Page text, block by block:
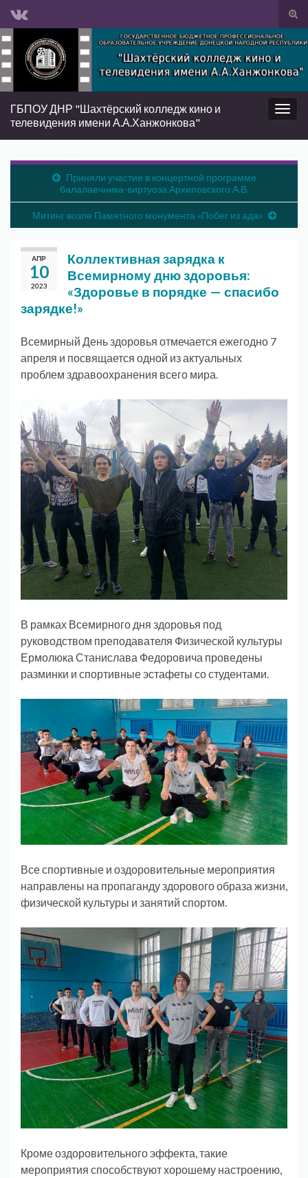
Вкл/
Search for:
Вкл/
ГБПОУ ДНР "Шахтёрский колледж кино и
телевидения имени А.А.Ханжонкова"
Приняли участие в концертной программе
балалаечника-виртуоза Архиповского А.В.
Митинг возле Памятного монумента «Побег из ада»
АПР
10
2023
Коллективная зарядка к
Всемирному дню здоровья:
«Здоровье в порядке — спасибо
зарядке!»
Всемирный День здоровья отмечается ежегодно 7
апреля и посвящается одной из актуальных
проблем здравоохранения всего мира.
В рамках Всемирного дня здоровья под
руководством преподавателя Физической культуры
Ермолюка Станислава Федоровича проведены
разминки и спортивные эстафеты со студентами.
Все спортивные и оздоровительные мероприятия
направлены на пропаганду здорового образа жизни,
физической культуры и занятий спортом.
Кроме оздоровительного эффекта, такие
мероприятия способствуют хорошему настроению,